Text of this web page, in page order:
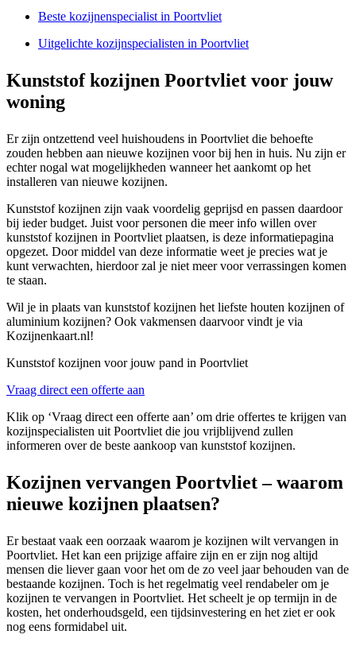
Beste kozijnenspecialist in Poortvliet
Uitgelichte kozijnspecialisten in Poortvliet
Kunststof kozijnen Poortvliet voor jouw
woning
Er zijn ontzettend veel huishoudens in Poortvliet die behoefte
zouden hebben aan nieuwe kozijnen voor bij hen in huis. Nu zijn er
echter nogal wat mogelijkheden wanneer het aankomt op het
installeren van nieuwe kozijnen.
Kunststof kozijnen zijn vaak voordelig geprijsd en passen daardoor
bij ieder budget. Juist voor personen die meer info willen over
kunststof kozijnen in Poortvliet plaatsen, is deze informatiepagina
opgezet. Door middel van deze informatie weet je precies wat je
kunt verwachten, hierdoor zal je niet meer voor verrassingen komen
te staan.
Wil je in plaats van kunststof kozijnen het liefste houten kozijnen of
aluminium kozijnen? Ook vakmensen daarvoor vindt je via
Kozijnenkaart.nl!
Kunststof kozijnen voor jouw pand in Poortvliet
Vraag direct een offerte aan
Klik op ‘Vraag direct een offerte aan’ om drie offertes te krijgen van
kozijnspecialisten uit Poortvliet die jou vrijblijvend zullen
informeren over de beste aankoop van kunststof kozijnen.
Kozijnen vervangen Poortvliet – waarom
nieuwe kozijnen plaatsen?
Er bestaat vaak een oorzaak waarom je kozijnen wilt vervangen in
Poortvliet. Het kan een prijzige affaire zijn en er zijn nog altijd
mensen die liever gaan voor het om de zo veel jaar behouden van de
bestaande kozijnen. Toch is het regelmatig veel rendabeler om je
kozijnen te vervangen in Poortvliet. Het scheelt je op termijn in de
kosten, het onderhoudsgeld, een tijdsinvestering en het ziet er ook
nog eens formidabel uit.